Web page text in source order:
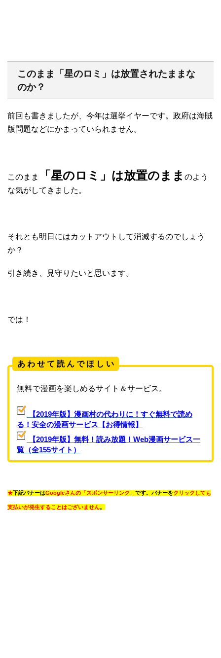
このまま「星のロミ」は放置されたままな
のか？
前回も書きましたが、今年は選挙イヤーです。政府は海賊
版問題などにかまっていられません。
このまま 「星のロミ」は放置のまま のよう
な気がしてきました。
それとも明日にはカットアウトして消滅するのでしょう
か？
引き続き、見守りたいと思います。
では！
あ わ せ て 読 ん で ほ し い
無料で漫画を楽しめるサイト＆サービス。
【2019年版】漫画村の代わりに！すぐ無料で読め
る！安全の漫画サービス【お得情報】
【2019年版】無料！読み放題！Web漫画サービス一
覧（全155サイト）
★下記バナーはGoogleさんの「スポンサーリンク」 です。バナーをクリックしても
支払いが発生することはございません。